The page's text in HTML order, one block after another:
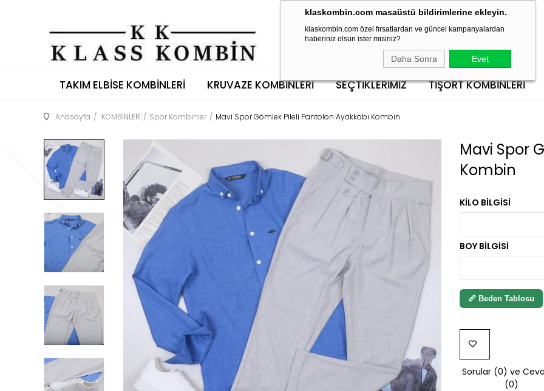
klaskombin.com masaüstü bildirimlerine ekleyin.
klaskombin.com özel fırsatlardan ve güncel kampanyalardan
haberiniz olsun ister misiniz?
Daha Sonra Evet
TAKIM ELBISE KOMBINLERI KRUVAZE KOMBINLERI SEÇTİKLERİMİZ TIŞÖRT KOMBINLERI
Anasayfa KOMBİNLER Spor Kombinler Mavi Spor Gömlek Pileli Pantolon Ayakkabı Kombin
Mavi Spor
Kombin
KILO BILGISI
BOY BILGISI
📏 Beden Tablosu
FAVORILERE
EKLE
Sorular (0) ve
(0)